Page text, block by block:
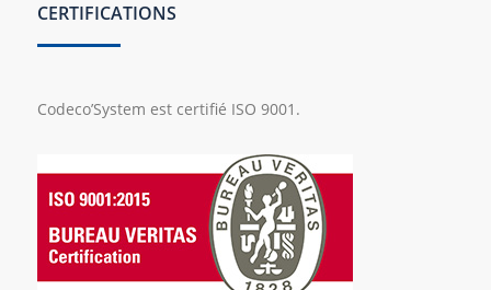
CERTIFICATIONS
Codeco’System est certifié ISO 9001.